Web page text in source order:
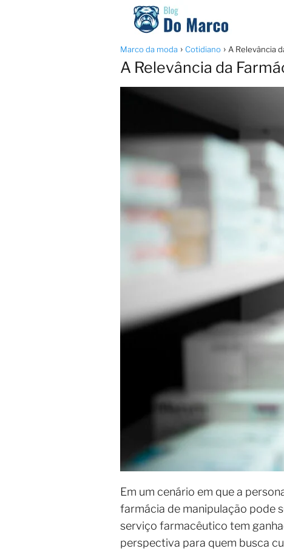
Marco da moda Cotidiano A Relevância
A Relevância da
Em um cenário em que a
farmácia de manipulação pode
serviço farmacêutico tem
perspectiva para quem busca